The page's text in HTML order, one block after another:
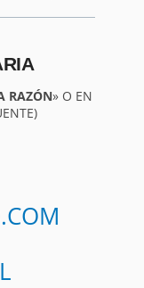
RAZÓN» O EN